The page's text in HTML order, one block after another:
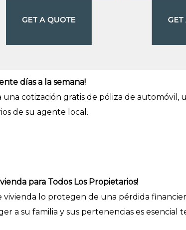
días a la semana!
cotización gratis de póliza de automóvil,
de su agente local.
para Todos Los Propietarios!
vivienda lo protegen de una pérdida
a su familia y sus pertenencias es